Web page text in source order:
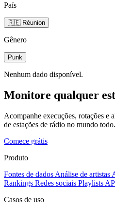
País
🇷🇪 Réunion
Gênero
Punk
Nenhum dado disponível.
Monitore qualquer
Acompanhe execuções, rotações e
de estações de rádio no mundo todo.
Comece grátis
Produto
Fontes de dados Análise de artistas
Rankings Redes sociais Playlists
Casos de uso